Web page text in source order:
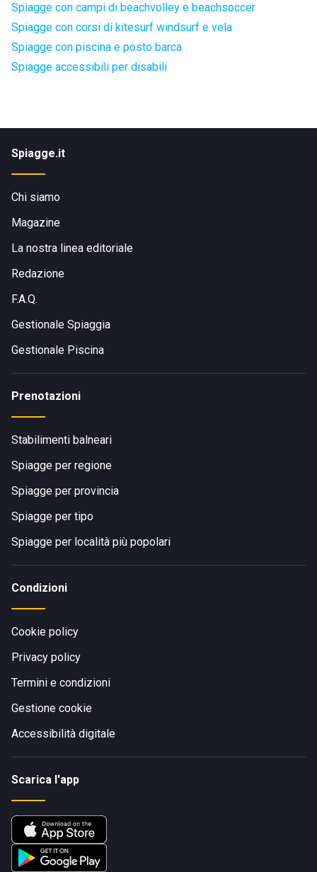
Spiagge con campi di beachvolley e beachsoccer
Spiagge con corsi di kitesurf windsurf e vela
Spiagge con piscina e posto barca
Spiagge accessibili per disabili
Spiagge.it
Chi siamo
Magazine
La nostra linea editoriale
Redazione
F.A.Q.
Gestionale Spiaggia
Gestionale Piscina
Prenotazioni
Stabilimenti balneari
Spiagge per regione
Spiagge per provincia
Spiagge per tipo
Spiagge per località più popolari
Condizioni
Cookie policy
Privacy policy
Termini e condizioni
Gestione cookie
Accessibilità digitale
Scarica l'app